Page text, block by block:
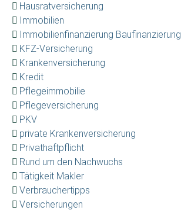
Hausratversicherung
Immobilien
Immobilienfinanzierung Baufinanzierung
KFZ-Versicherung
Krankenversicherung
Kredit
Pflegeimmobilie
Pflegeversicherung
PKV
private Krankenversicherung
Privathaftpflicht
Rund um den Nachwuchs
Tätigkeit Makler
Verbrauchertipps
Versicherungen